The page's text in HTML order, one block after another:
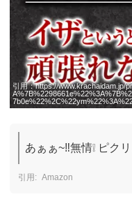
引用：https://www.krachaidam.jp/
あぁぁ~‼無情❕ ピク
Amazon